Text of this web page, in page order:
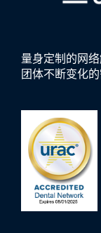
量身定制的网
团体不断变化的